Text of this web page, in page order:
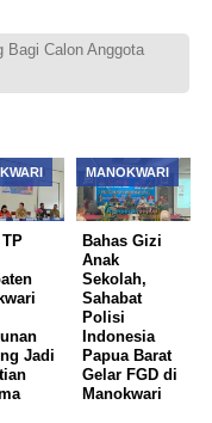
Bagi Calon Anggota
Jadi
MANOKWARI
Bahas Gizi
Anak
Sekolah,
Sahabat
Polisi
Indonesia
Papua Barat
Gelar FGD di
Manokwari